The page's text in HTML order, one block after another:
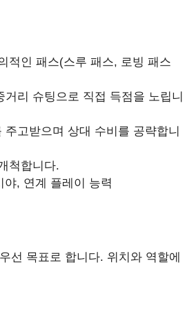
적인 패스(스루 패스, 로빙 패스
리 슈팅으로 직접 득점을 노립니
고받으며 상대 수비를 공략합니
척합니다.
, 연계 플레이 능력
선 목표로 합니다. 위치와 역할에